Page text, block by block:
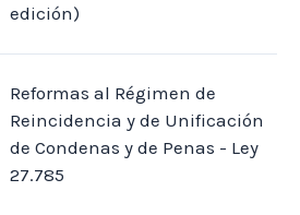
edición)
Reformas al Régimen de
Reincidencia y de Unificación
de Condenas y de Penas - Ley
27.785